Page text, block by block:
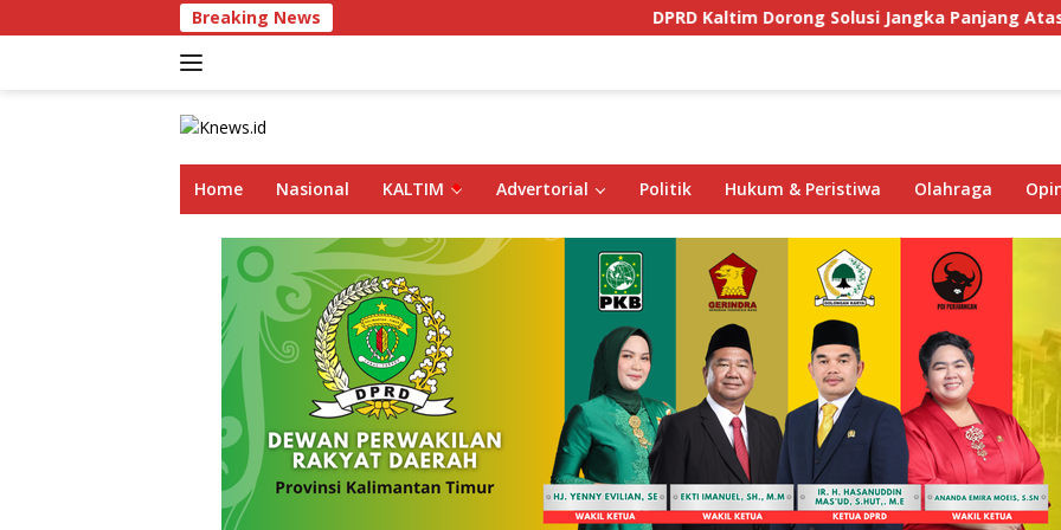
ke
Breaking News DPRD Kaltim Dorong Solusi Jangka Panjang Atasi
Home Nasional KALTIM Advertorial Politik Hukum & Peristiwa Olahraga